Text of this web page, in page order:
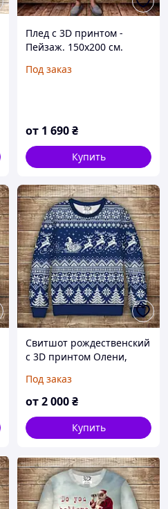
Плед с 3D принтом -
Пейзаж. 150х200 см.
Под заказ
от 1 690₴
Купить
Свитшот рождественский
с 3D принтом Олени,
(пиксель) Все размеры
Под заказ
от2 000₴
Купить